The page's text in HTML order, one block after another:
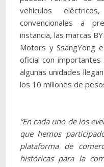
vehículos
convencionales a
instancia, las marcas
Motors y SsangYong
oficial con
algunas unidades
los 10 millones de
“En cada uno de los
que hemos
plataforma de
históricas para la